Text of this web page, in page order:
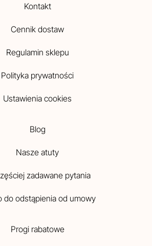
Kontakt
Cennik dostaw
Regulamin sklepu
Polityka prywatności
Ustawienia cookies
Blog
Nasze atuty
zadawane pytania
do odstąpienia od umowy
Progi rabatowe